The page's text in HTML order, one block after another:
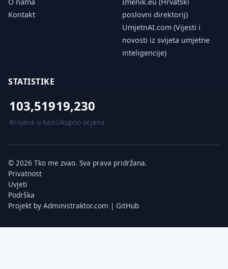
O nama
Kontakt
Imenik.eu (Hrvatski
poslovni direktorij)
UmjetnAI.com (Vijesti i
novosti iz svijeta umjetne
inteligencije)
STATISTIKE
103,519
Brojeva u bazi
19,230
Ukupno ocjena
© 2026 Tko me zvao. Sva prava pridržana.
Privatnost
Uvjeti
Podrška
Projekt by Administraktor.com | GitHub